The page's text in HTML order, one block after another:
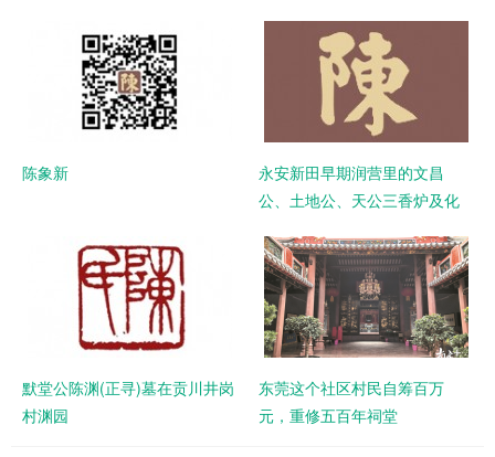
陈象新
永安新田早期润营里的文昌
公、土地公、天公三香炉及化
默堂公陈渊(正寻)墓在贡川井岗
村渊园
东莞这个社区村民自筹百万
元，重修五百年祠堂